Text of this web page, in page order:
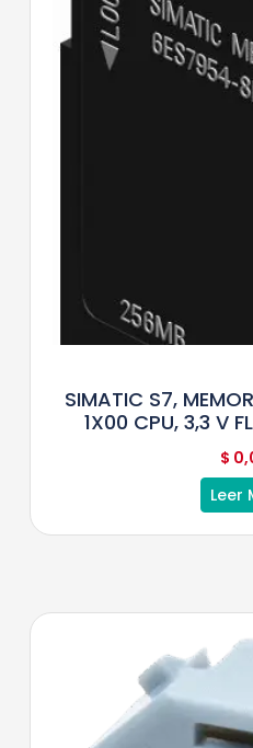
SIMATIC S7,
1X00 CPU, 3,3 V
$
Leer